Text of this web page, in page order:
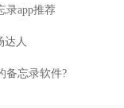
录app推荐
达人
备忘录软件?